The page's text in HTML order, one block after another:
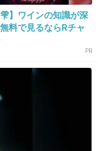
だったため、
雫】ワインの知識が深
料で見るならRチャ
PR